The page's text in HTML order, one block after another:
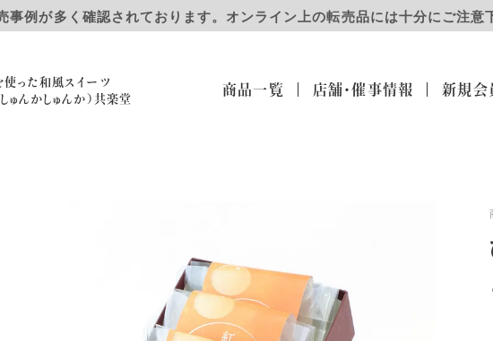
事例が多く確認されております。オンライン上の転売品には十分にご注意
った和風スイーツ
ゅんかしゅんか）共楽堂
商品一覧 店舗・催事情報 新規会